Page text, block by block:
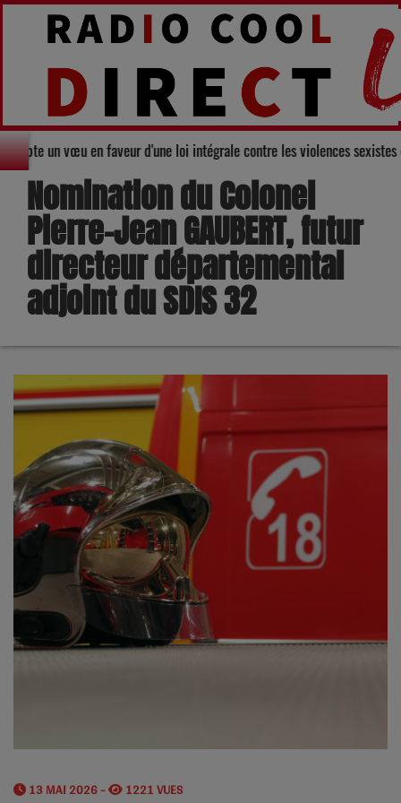
adopte un vœu en faveur d'une loi intégrale contre les violences
Nomination du Colonel
Pierre-Jean GAUBERT, futur
directeur départemental
adjoint du SDIS 32
13 MAI 2026 - 1221 VUES